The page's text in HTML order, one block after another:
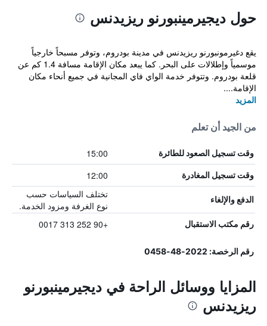
حول ديجيرمينبورنو ريزيدنس
يقع دغيرمونبورنو ريزيدنس في مدينة بودروم، وتوفر مسبحاً خارجياً
موسمياً وإطلالات على البحر. كما يبعد مكان الإقامة مسافة 1.4 كم عن
قلعة بودروم. وتتوفر خدمة الواي فاي المجانية في جميع أنحاء مكان
الإقامة....
المزيد
من الجيد أن تعلم
وقت تسجيل الصعود للطائرة 15:00
وقت تسجيل المغادرة 12:00
الدفع والإلغاء
تختلف السياسات حسب
نوع الغرفة ومزود الخدمة.
رقم مكتب الاستقبال +90 252 313 0017
رقم الرخصة: 2022-48-0458
المزايا ووسائل الراحة في ديجيرمينبورنو
ريزيدنس